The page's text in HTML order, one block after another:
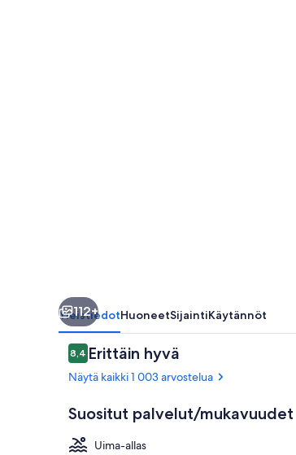
112+
YleistiedotHuoneetSijaintiKäytännöt
Arvostelut
8,48,4 kautta 10.
Erittäin hyvä
Näytä kaikki 1 003 arvostelua
Suositut palvelut/mukavuudet
Uima-allas